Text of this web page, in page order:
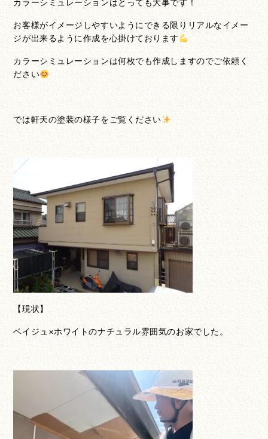
カラーシミュレーションはとっても大事です！
お客様がイメージしやすいようにできる限りリアルなイメー
ジが出来るように作成を心掛けております
カラーシミュレーションは何枚でも作成しますのでご依頼く
ださい
では軒天の塗装の様子をご覧ください
【現状】
ベイジュ×ホワイトのナチュラル雰囲気のお家でした。